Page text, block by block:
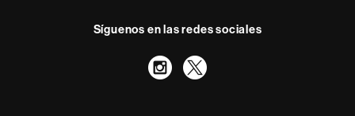
Síguenos en las redes sociales
Instagram
Twitter